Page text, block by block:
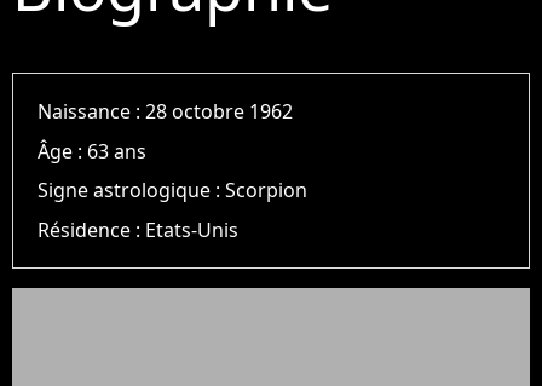
Naissance :28 octobre 1962
Âge : 63 ans
Signe astrologique :Scorpion
Résidence : Etats-Unis